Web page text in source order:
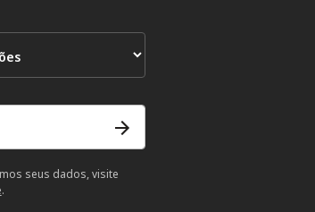
seus dados, visite
.